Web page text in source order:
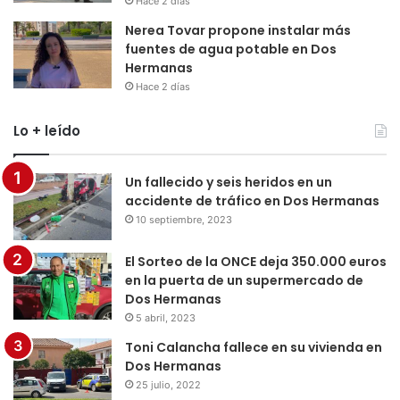
Nerea Tovar propone instalar más
fuentes de agua potable en Dos
Hermanas
Hace 2 días
Lo + leído
Un fallecido y seis heridos en un
accidente de tráfico en Dos Hermanas
10 septiembre, 2023
El Sorteo de la ONCE deja 350.000 euros
en la puerta de un supermercado de
Dos Hermanas
5 abril, 2023
Toni Calancha fallece en su vivienda en
Dos Hermanas
25 julio, 2022